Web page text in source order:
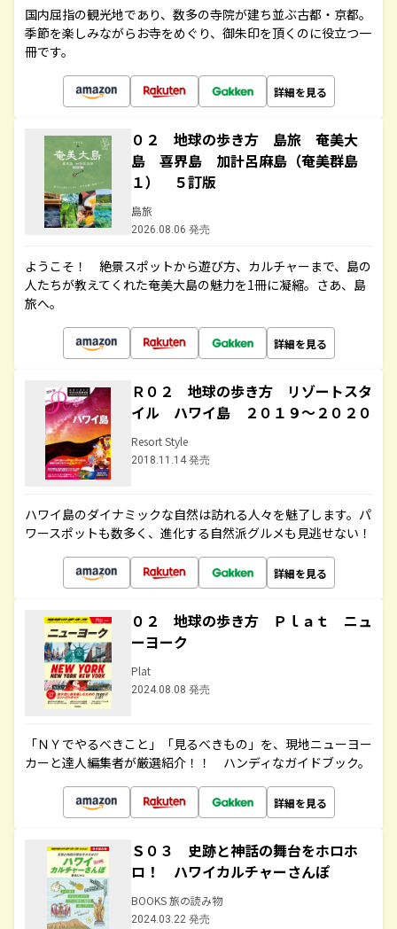
国内屈指の観光地であり、数多の寺院が建ち並ぶ古都・京都。
季節を楽しみながらお寺をめぐり、御朱印を頂くのに役立つ一
冊です。
詳細を見る
０２ 地球の歩き方 島旅 奄美大
島 喜界島 加計呂麻島（奄美群島
１） ５訂版
島旅
2026.08.06 発売
ようこそ！ 絶景スポットから遊び方、カルチャーまで、島の
人たちが教えてくれた奄美大島の魅力を1冊に凝縮。さあ、島
旅へ。
詳細を見る
Ｒ０２ 地球の歩き方 リゾートスタ
イル ハワイ島 ２０１９～２０２０
Resort Style
2018.11.14 発売
ハワイ島のダイナミックな自然は訪れる人々を魅了します。パ
ワースポットも数多く、進化する自然派グルメも見逃せない！
詳細を見る
０２ 地球の歩き方 Ｐｌａｔ ニュ
ーヨーク
Plat
2024.08.08 発売
「ＮＹでやるべきこと」「見るべきもの」を、現地ニューヨー
カーと達人編集者が厳選紹介！！ ハンディなガイドブック。
詳細を見る
Ｓ０３ 史跡と神話の舞台をホロホ
ロ！ ハワイカルチャーさんぽ
BOOKS 旅の読み物
2024.03.22 発売